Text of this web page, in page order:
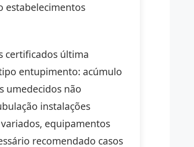
estabelecimentos
certificados última
entupimento: acúmulo
umedecidos não
instalações
equipamentos
recomendado casos